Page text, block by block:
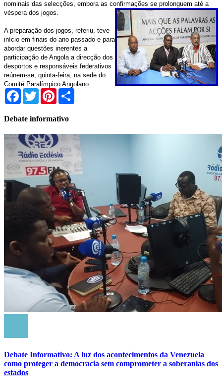
nominais das selecções, embora as confirmações se prolonguem até a
véspera dos jogos.
A preparação dos jogos, referiu, teve
início em finais do ano passado e para
abordar questões inerentes a
participação de Angola a direcção dos
desportos e responsáveis federativos
reúnem-se, quinta-feira, na sede do
Comité Paralímpico Angolano.
Facebook
TwitterPinterest
Debate informativo
Debate Informativo: A luz dos acontecimentos da Venezuela
como proteger a democracia sem comprometer a soberanias dos
estados